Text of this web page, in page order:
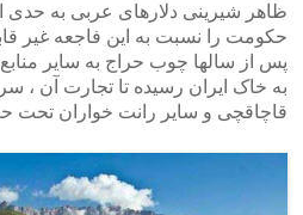
ظاهر شیرینی دلارهای عربی به
حکومت را نسبت به این فاجعه غیر
پس از سالها چوب حراج به سایر
به خاک ایران رسیده تا تجارت آن ،
قاچاقچی و سایر رانت خواران تحت